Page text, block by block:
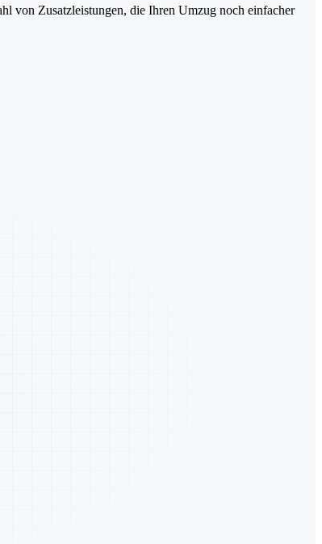
von Zusatzleistungen, die Ihren Umzug noch einfacher